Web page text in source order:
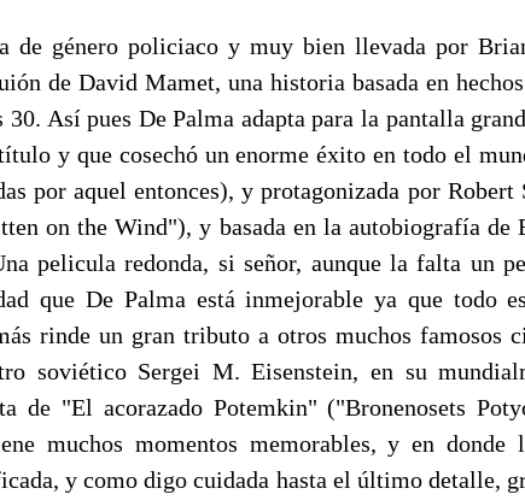
género policiaco y muy bien llevada por
de David Mamet, una historia basada en
Así pues De Palma adapta para la pantalla
y que cosechó un enorme éxito en todo el
por aquel entonces), y protagonizada por
on the Wind"), y basada en la autobiografía de
pelicula redonda, si señor, aunque la falta un
que De Palma está inmejorable ya que todo
rinde un gran tributo a otros muchos famosos
soviético Sergei M. Eisenstein, en su
de "El acorazado Potemkin" ("Bronenosets
muchos momentos memorables, y en donde
y como digo cuidada hasta el último detalle,